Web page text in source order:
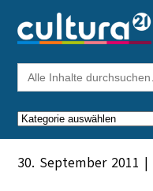
Inhalt
springen
Search
for:
Kategorien
30. September 2011 |